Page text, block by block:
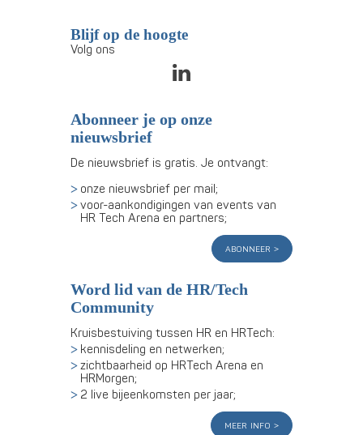
Blijf op de hoogte
Volg ons
Abonneer je op onze
nieuwsbrief
De nieuwsbrief is gratis. Je ontvangt:
onze nieuwsbrief per mail;
voor-aankondigingen van events van
HR Tech Arena en partners;
abonneer
Word lid van de HR/Tech
Community
Kruisbestuiving tussen HR en HRTech:
kennisdeling en netwerken;
zichtbaarheid op HRTech Arena en
HRMorgen;
2 live bijeenkomsten per jaar;
meer info